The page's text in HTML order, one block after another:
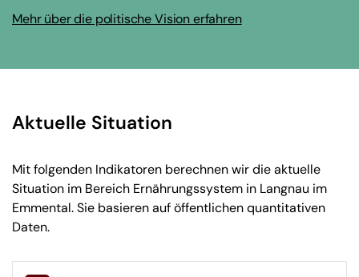
Mehr über die politische Vision erfahren
Aktuelle Situation
Mit folgenden Indikatoren berechnen wir die aktuelle
Situation im Bereich Ernährungssystem in Langnau im
Emmental. Sie basieren auf öffentlichen quantitativen
Daten.